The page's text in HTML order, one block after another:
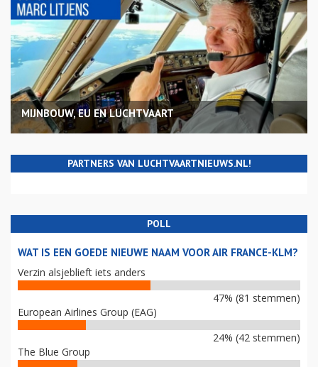
MIJNBOUW, EU EN LUCHTVAART
PARTNERS VAN LUCHTVAARTNIEUWS.NL!
POLL
WAT IS EEN GOEDE NIEUWE NAAM VOOR AIR FRANCE-KLM?
Verzin alsjeblieft iets anders
47% (81 stemmen)
European Airlines Group (EAG)
24% (42 stemmen)
The Blue Group